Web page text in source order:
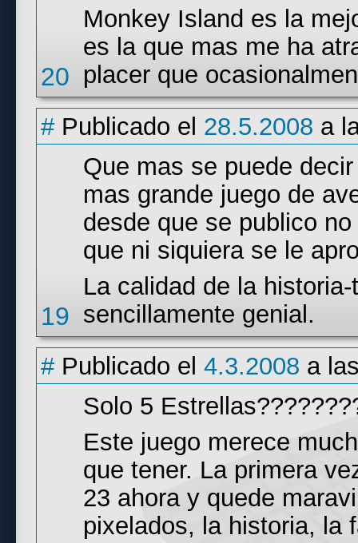
20
Monkey Island es la
es la que mas me ha
placer que
19
# Publicado el 28.5.2008 a
Que mas se puede
mas grande juego de
desde que se publico
que ni siquiera se le
La calidad de la
sencillamente genial.
# Publicado el 4.3.2008 a
Solo 5
Este juego merece
que tener. La primera
23 ahora y quede
pixelados, la historia, la